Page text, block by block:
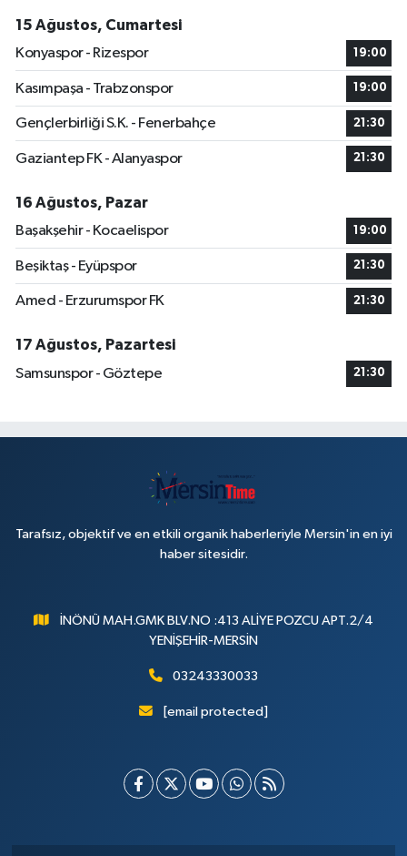
15 Ağustos, Cumartesi
Konyaspor - Rizespor
19:00
Kasımpaşa - Trabzonspor 19:00
Gençlerbirliği S.K. - Fenerbahçe 21:30
Gaziantep FK - Alanyaspor 21:30
16 Ağustos, Pazar
Başakşehir - Kocaelispor
19:00
Beşiktaş - Eyüpspor 21:30
Amed - Erzurumspor FK 21:30
17 Ağustos, Pazartesi
Samsunspor - Göztepe
21:30
Tarafsız, objektif ve en etkili organik haberleriyle Mersin'in en iyi
haber sitesidir.
İNÖNÜ MAH.GMK BLV.NO :413 ALİYE POZCU APT.2/4
YENİŞEHİR-MERSİN
03243330033
[email protected]